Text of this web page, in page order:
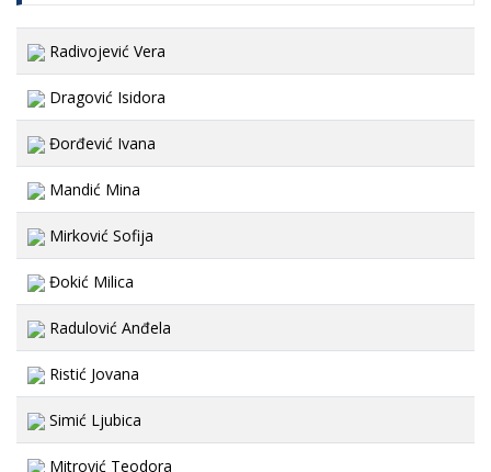
Radivojević Vera
Dragović Isidora
Đorđević Ivana
Mandić Mina
Mirković Sofija
Đokić Milica
Radulović Anđela
Ristić Jovana
Simić Ljubica
Mitrović Teodora